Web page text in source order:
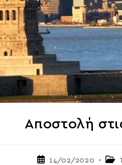
Αποστολή
Post14/02/2020
Post